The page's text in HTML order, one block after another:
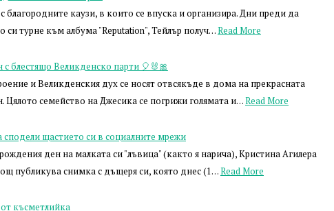
благородните каузи, в които се впуска и организира. Дни преди да
си турне към албума "Reputation", Тейлър получ…Read More
блестящо Великденско парти 🎈🐰🎀
и Великденския дух се носят отвсякъде в дома на прекрасната
Цялото семейство на Джесика се погрижи голямата и…Read More
сподели щастието си в социалните мрежи
ден на малката си "лъвица" (както я нарича), Кристина Агилера
публикува снимка с дъщеря си, която днес (1…Read More
късметлийка